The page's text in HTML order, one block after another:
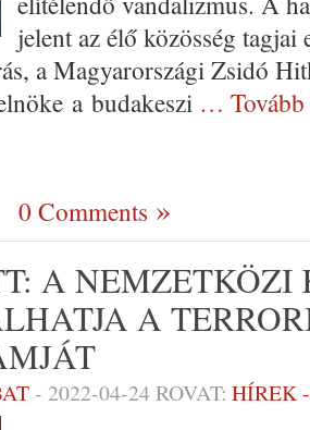
jelent az élő közösség
a Magyarországi Zsidó
a budakeszi …
0 Comments
A NEMZETKÖZI
A
- 2022-04-24ROVAT: HÍREK